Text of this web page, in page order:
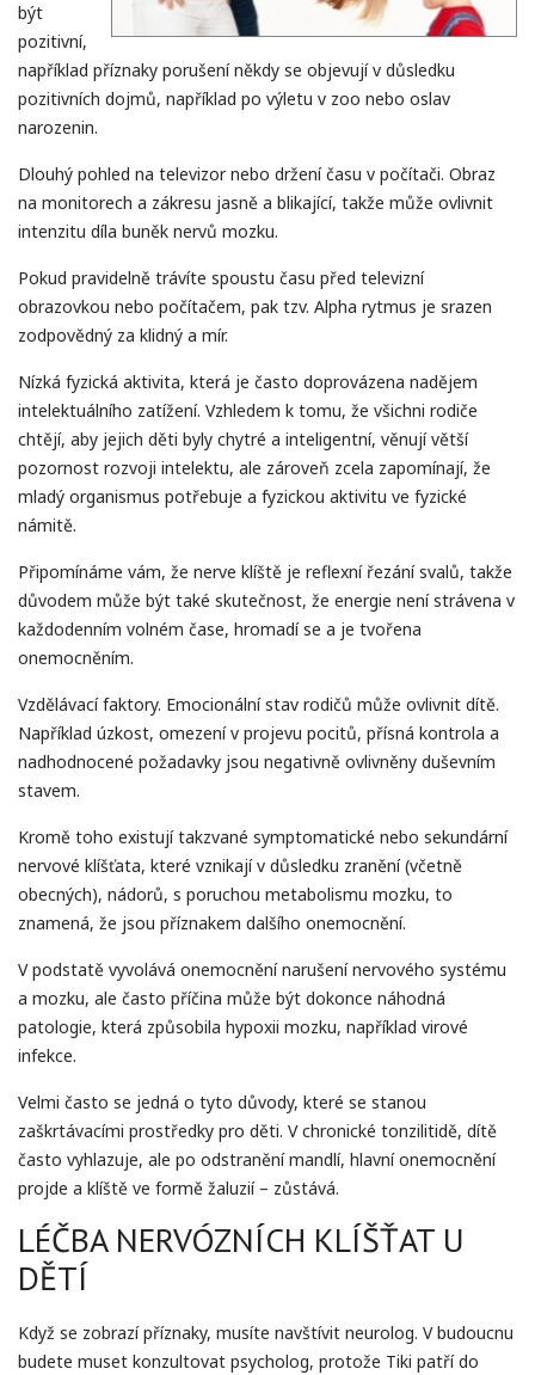
být
pozitivní,
například příznaky porušení někdy se objevují v důsledku
pozitivních dojmů, například po výletu v zoo nebo oslav
narozenin.
Dlouhý pohled na televizor nebo držení času v počítači. Obraz
na monitorech a zákresu jasně a blikající, takže může ovlivnit
intenzitu díla buněk nervů mozku.
Pokud pravidelně trávíte spoustu času před televizní
obrazovkou nebo počítačem, pak tzv. Alpha rytmus je srazen
zodpovědný za klidný a mír.
Nízká fyzická aktivita, která je často doprovázena nadějem
intelektuálního zatížení. Vzhledem k tomu, že všichni rodiče
chtějí, aby jejich děti byly chytré a inteligentní, věnují větší
pozornost rozvoji intelektu, ale zároveň zcela zapomínají, že
mladý organismus potřebuje a fyzickou aktivitu ve fyzické
námitě.
Připomínáme vám, že nerve klíště je reflexní řezání svalů, takže
důvodem může být také skutečnost, že energie není strávena v
každodenním volném čase, hromadí se a je tvořena
onemocněním.
Vzdělávací faktory. Emocionální stav rodičů může ovlivnit dítě.
Například úzkost, omezení v projevu pocitů, přísná kontrola a
nadhodnocené požadavky jsou negativně ovlivněny duševním
stavem.
Kromě toho existují takzvané symptomatické nebo sekundární
nervové klíšťata, které vznikají v důsledku zranění (včetně
obecných), nádorů, s poruchou metabolismu mozku, to
znamená, že jsou příznakem dalšího onemocnění.
V podstatě vyvolává onemocnění narušení nervového systému
a mozku, ale často příčina může být dokonce náhodná
patologie, která způsobila hypoxii mozku, například virové
infekce.
Velmi často se jedná o tyto důvody, které se stanou
zaškrtávacími prostředky pro děti. V chronické tonzilitidě, dítě
často vyhlazuje, ale po odstranění mandlí, hlavní onemocnění
projde a klíště ve formě žaluzií – zůstává.
LÉČBA NERVÓZNÍCH KLÍŠŤAT U
DĚTÍ
Když se zobrazí příznaky, musíte navštívit neurolog. V budoucnu
budete muset konzultovat psycholog, protože Tiki patří do